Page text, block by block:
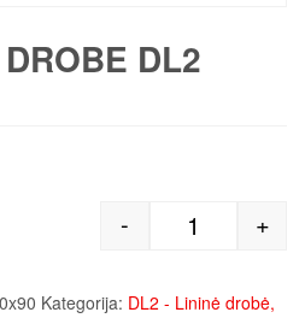
DL2
produkto
- +
Kategorija: DL2 - Lininė drobė,